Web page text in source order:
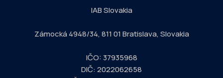
IAB Slovakia
Zámocká 4948/34, 811 01 Bratislava, Slovakia
IČO: 37935968
DIČ: 2022062658